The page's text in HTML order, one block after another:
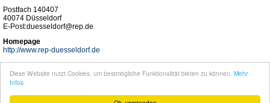
Diese Website nutzt Cookies, um bestmögliche Funktionalität bieten zu können. Mehr
Infos
Postfach 140407
40074 Düsseldorf
E-Post:duesseldorf@rep.de
Homepage
http://www.rep-duesseldorf.de
Branche
Politik, Düsseldorf, NRW, DIE REPUBLIKANER
(REP) Kreisverband Düsseldorf
Komplettes Benutzerprofil betrachten